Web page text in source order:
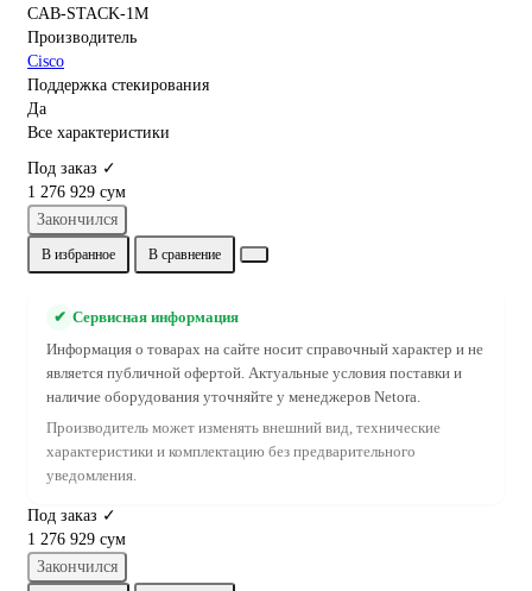
CAB-STACK-1M
Производитель
Cisco
Поддержка стекирования
Да
Все характеристики
Под заказ ✓
1 276 929 сум
Закончился
В избранное В сравнение
✔ Сервисная информация
Информация о товарах на сайте носит справочный характер и не
является публичной офертой. Актуальные условия поставки и
наличие оборудования уточняйте у менеджеров Netora.
Производитель может изменять внешний вид, технические
характеристики и комплектацию без предварительного
уведомления.
Под заказ ✓
1 276 929 сум
Закончился